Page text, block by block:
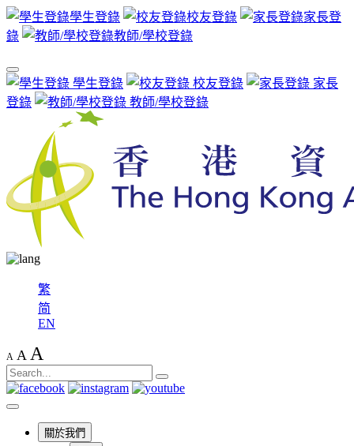
學生登錄 校友登錄
家長登
錄
教師/學校登錄
學生登錄 校友登錄
家長
登錄
教師/學校登錄
繁
简
EN
A A A
關於我們